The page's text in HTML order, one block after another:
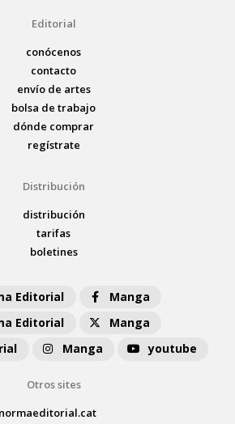
Editorial
conócenos
contacto
envío de artes
bolsa de trabajo
dónde comprar
regístrate
Distribución
distribución
tarifas
boletines
Editorial
Manga
Editorial
Manga
Manga youtube
Otros sites
normaeditorial.cat